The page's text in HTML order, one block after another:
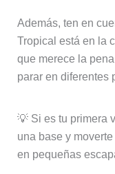
Además, ten en
Tropical está en la
que merece la
parar en diferentes
💡 Si es tu primera
una base y
en pequeñas